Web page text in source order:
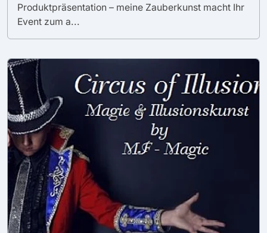
Produktpräsentation – meine Zauberkunst macht Ihr
Event zum a...